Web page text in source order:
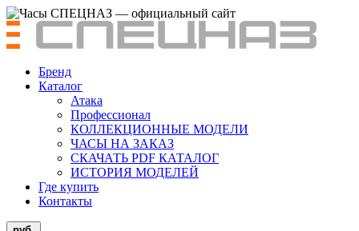
Бренд
Каталог
Атака
Профессионал
КОЛЛЕКЦИОННЫЕ МОДЕЛИ
ЧАСЫ НА ЗАКАЗ
СКАЧАТЬ PDF КАТАЛОГ
ИСТОРИЯ МОДЕЛЕЙ
Где купить
Контакты